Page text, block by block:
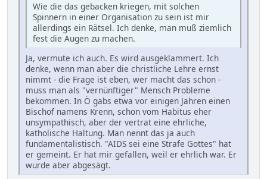
Wie die das gebacken kriegen, mit solchen
Spinnern in einer Organisation zu sein ist mir
allerdings ein Rätsel. Ich denke, man muß ziemlich
fest die Augen zu machen.
Ja, vermute ich auch. Es wird ausgeklammert. Ich
denke, wenn man aber die christliche Lehre ernst
nimmt - die Frage ist eben, wer macht das schon -
muss man als "vernünftiger" Mensch Probleme
bekommen. In Ö gabs etwa vor einigen Jahren einen
Bischof namens Krenn, schon vom Habitus eher
unsympathisch, aber der vertrat eine ehrliche,
katholische Haltung. Man nennt das ja auch
fundamentalistisch. "AIDS sei eine Strafe Gottes" hat
er gemeint. Er hat mir gefallen, weil er ehrlich war. Er
wurde aber abgesägt.